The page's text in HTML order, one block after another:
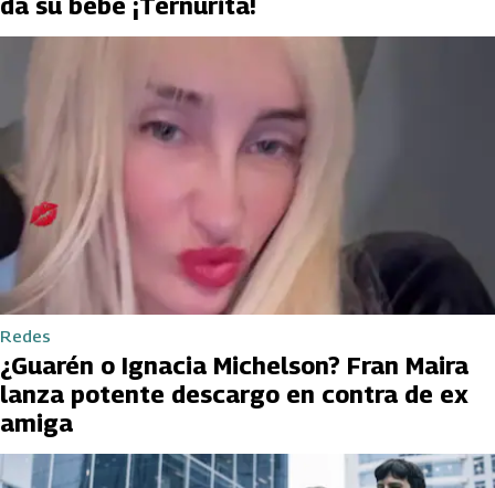
Redes
¿Guarén o Ignacia Michelson? Fran Maira
lanza potente descargo en contra de ex
amiga